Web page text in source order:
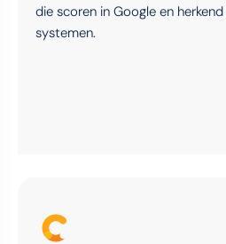
die scoren in Google en
systemen.